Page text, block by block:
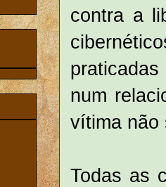
contra a
num
vítima
Todas as